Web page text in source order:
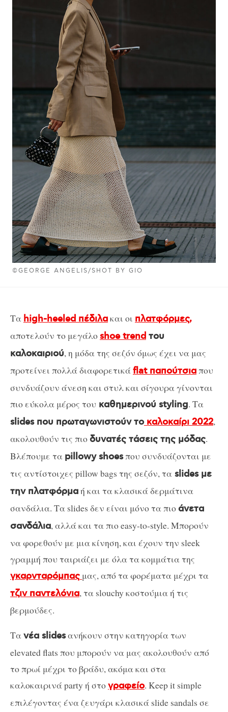
©GEORGE ANGELIS/SHOT BY GIO
Τα high-heeled πέδιλακαι οι πλατφόρμες,
αποτελούν το μεγάλοshoe trend του
καλοκαιριού, η μόδα της σεζόν όμως έχει να μας
προτείνει πολλά διαφορετικάflat παπούτσιαπου
συνδυάζουν άνεση και στυλ και σίγουρα γίνονται
πιο εύκολα μέρος του καθημερινού styling. Τα
slides που πρωταγωνιστούν τοκαλοκαίρι 2022,
ακολουθούν τις πιοδυνατές τάσεις της μόδας.
Βλέπουμε τα pillowy shoesπου συνδυάζονται με
τις αντίστοιχες pillow bags της σεζόν, τα slides με
την πλατφόρμαή και τα κλασικά δερμάτινα
σανδάλια. Τα slides δεν είναι μόνο τα πιοάνετα
σανδάλια, αλλά και τα πιο easy-to-style. Μπορούν
να φορεθούν με μια κίνηση, και έχουν την sleek
γραμμή που ταιριάζει με όλα τα κομμάτια της
γκαρνταρόμπας μας, από τα φορέματα μέχρι τα
τζιν παντελόνια, τα slouchy κοστούμια ή τις
βερμούδες.
Τανέα slidesανήκουν στην κατηγορία των
elevated flats που μπορούν να μας ακολουθούν από
το πρωί μέχρι το βράδυ, ακόμα και στα
καλοκαιρινά party ή στογραφείο. Keep it simple
επιλέγοντας ένα ζευγάρι κλασικά slide sandals σε